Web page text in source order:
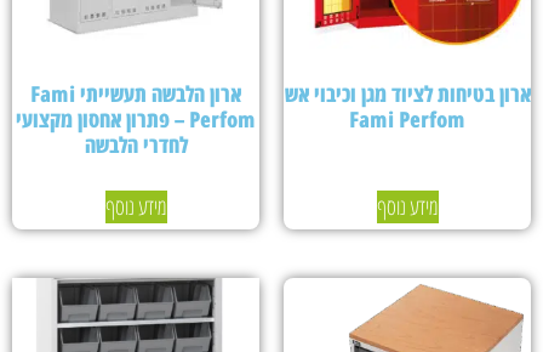
ארון בטיחות לציוד מגן וכיבוי אש
Fami Perfom
מידע נוסף
ארון הלבשה תעשייתי Fami
Perfom – פתרון אחסון מקצועי
לחדרי הלבשה
מידע נוסף